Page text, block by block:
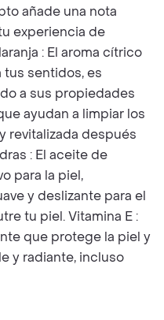
añade una nota
experiencia de
: El aroma cítrico
tus sentidos, es
a sus propiedades
ayudan a limpiar los
revitalizada después
: El aceite de
para la piel,
y deslizante para el
tu piel. Vitamina E :
que protege la piel y
y radiante, incluso